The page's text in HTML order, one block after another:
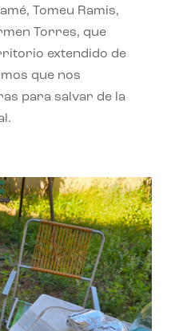
Tomeu Ramis,
Torres, que
extendido de
que nos
para salvar de la